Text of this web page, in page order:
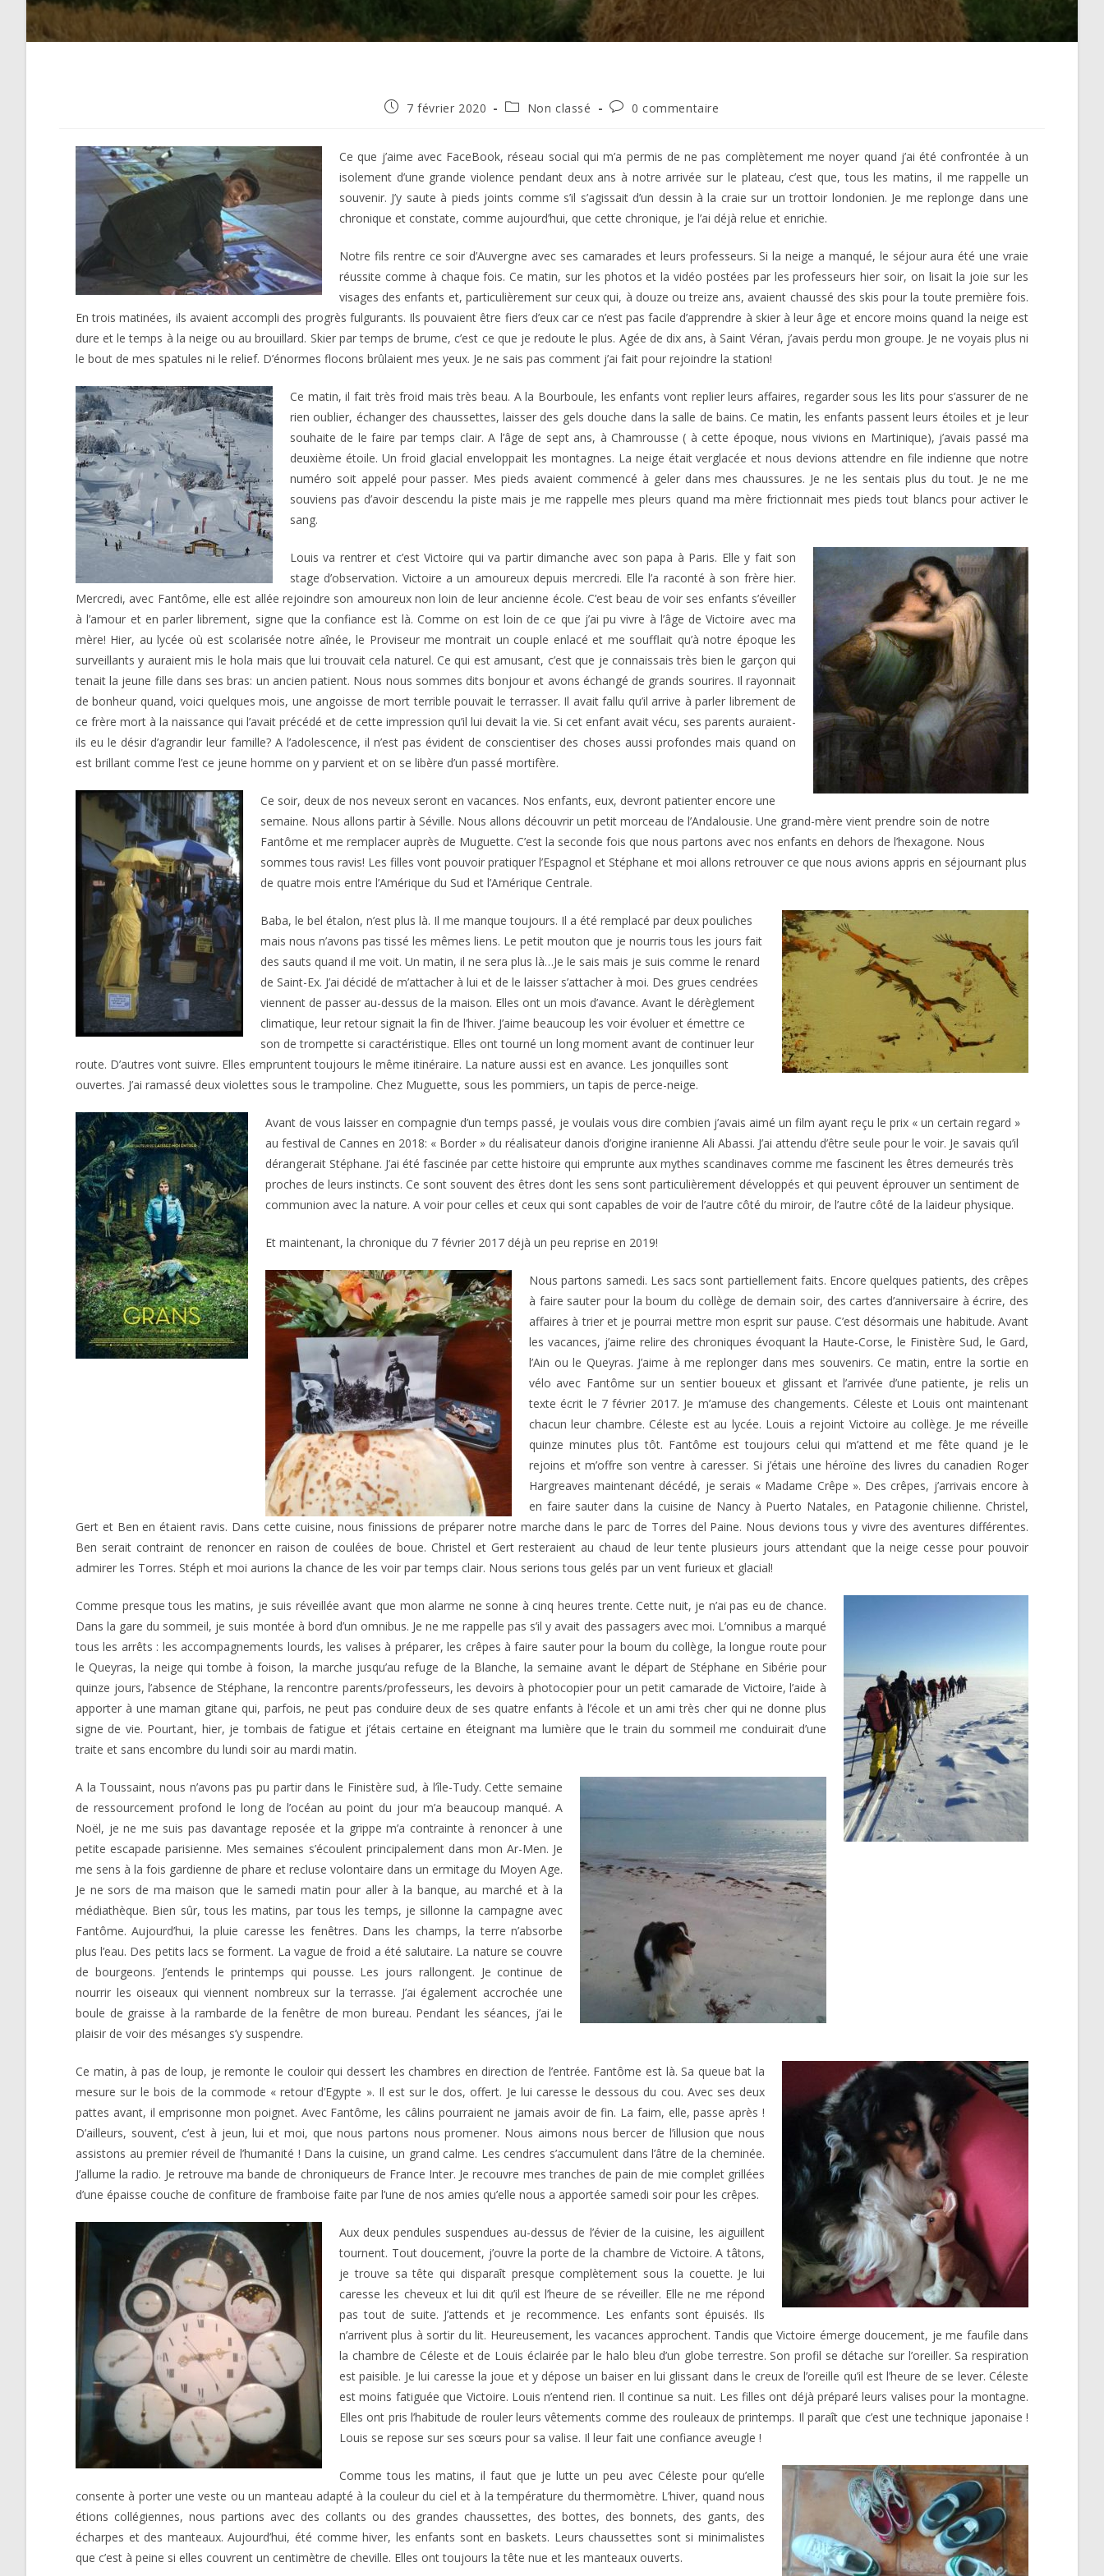
Publication
7 février 2020
PostNon classé
Commentaires
publication :
0 commentaire
Ce que j’aime avec FaceBook, réseau social qui m’a permis de ne pas complètement me noyer quand j’ai été confrontée à un
isolement d’une grande violence pendant deux ans à notre arrivée sur le plateau, c’est que, tous les matins, il me rappelle un
souvenir. J’y saute à pieds joints comme s’il s’agissait d’un dessin à la craie sur un trottoir londonien. Je me replonge dans une
chronique et constate, comme aujourd’hui, que cette chronique, je l’ai déjà relue et enrichie.
Notre fils rentre ce soir d’Auvergne avec ses camarades et leurs professeurs. Si la neige a manqué, le séjour aura été une vraie
réussite comme à chaque fois. Ce matin, sur les photos et la vidéo postées par les professeurs hier soir, on lisait la joie sur les
visages des enfants et, particulièrement sur ceux qui, à douze ou treize ans, avaient chaussé des skis pour la toute première fois.
En trois matinées, ils avaient accompli des progrès fulgurants. Ils pouvaient être fiers d’eux car ce n’est pas facile d’apprendre à skier à leur âge et encore moins quand la neige est
dure et le temps à la neige ou au brouillard. Skier par temps de brume, c’est ce que je redoute le plus. Agée de dix ans, à Saint Véran, j’avais perdu mon groupe. Je ne voyais plus ni
le bout de mes spatules ni le relief. D’énormes flocons brûlaient mes yeux. Je ne sais pas comment j’ai fait pour rejoindre la station!
Ce matin, il fait très froid mais très beau. A la Bourboule, les enfants vont replier leurs affaires, regarder sous les lits pour s’assurer de ne
rien oublier, échanger des chaussettes, laisser des gels douche dans la salle de bains. Ce matin, les enfants passent leurs étoiles et je leur
souhaite de le faire par temps clair. A l’âge de sept ans, à Chamrousse ( à cette époque, nous vivions en Martinique), j’avais passé ma
deuxième étoile. Un froid glacial enveloppait les montagnes. La neige était verglacée et nous devions attendre en file indienne que notre
numéro soit appelé pour passer. Mes pieds avaient commencé à geler dans mes chaussures. Je ne les sentais plus du tout. Je ne me
souviens pas d’avoir descendu la piste mais je me rappelle mes pleurs quand ma mère frictionnait mes pieds tout blancs pour activer le
sang.
Louis va rentrer et c’est Victoire qui va partir dimanche avec son papa à Paris. Elle y fait son
stage d’observation. Victoire a un amoureux depuis mercredi. Elle l’a raconté à son frère hier.
Mercredi, avec Fantôme, elle est allée rejoindre son amoureux non loin de leur ancienne école. C’est beau de voir ses enfants s’éveiller
à l’amour et en parler librement, signe que la confiance est là. Comme on est loin de ce que j’ai pu vivre à l’âge de Victoire avec ma
mère! Hier, au lycée où est scolarisée notre aînée, le Proviseur me montrait un couple enlacé et me soufflait qu’à notre époque les
surveillants y auraient mis le hola mais que lui trouvait cela naturel. Ce qui est amusant, c’est que je connaissais très bien le garçon qui
tenait la jeune fille dans ses bras: un ancien patient. Nous nous sommes dits bonjour et avons échangé de grands sourires. Il rayonnait
de bonheur quand, voici quelques mois, une angoisse de mort terrible pouvait le terrasser. Il avait fallu qu’il arrive à parler librement de
ce frère mort à la naissance qui l’avait précédé et de cette impression qu’il lui devait la vie. Si cet enfant avait vécu, ses parents auraient-
ils eu le désir d’agrandir leur famille? A l’adolescence, il n’est pas évident de conscientiser des choses aussi profondes mais quand on
est brillant comme l’est ce jeune homme on y parvient et on se libère d’un passé mortifère.
Ce soir, deux de nos neveux seront en vacances. Nos enfants, eux, devront patienter encore une
semaine. Nous allons partir à Séville. Nous allons découvrir un petit morceau de l’Andalousie. Une grand-mère vient prendre soin de notre
Fantôme et me remplacer auprès de Muguette. C’est la seconde fois que nous partons avec nos enfants en dehors de l’hexagone. Nous
sommes tous ravis! Les filles vont pouvoir pratiquer l’Espagnol et Stéphane et moi allons retrouver ce que nous avions appris en séjournant plus
de quatre mois entre l’Amérique du Sud et l’Amérique Centrale.
Baba, le bel étalon, n’est plus là. Il me manque toujours. Il a été remplacé par deux pouliches
mais nous n’avons pas tissé les mêmes liens. Le petit mouton que je nourris tous les jours fait
des sauts quand il me voit. Un matin, il ne sera plus là…Je le sais mais je suis comme le renard
de Saint-Ex. J’ai décidé de m’attacher à lui et de le laisser s’attacher à moi. Des grues cendrées
viennent de passer au-dessus de la maison. Elles ont un mois d’avance. Avant le dérèglement
climatique, leur retour signait la fin de l’hiver. J’aime beaucoup les voir évoluer et émettre ce
son de trompette si caractéristique. Elles ont tourné un long moment avant de continuer leur
route. D’autres vont suivre. Elles empruntent toujours le même itinéraire. La nature aussi est en avance. Les jonquilles sont
ouvertes. J’ai ramassé deux violettes sous le trampoline. Chez Muguette, sous les pommiers, un tapis de perce-neige.
Avant de vous laisser en compagnie d’un temps passé, je voulais vous dire combien j’avais aimé un film ayant reçu le prix « un certain regard »
au festival de Cannes en 2018: « Border » du réalisateur danois d’origine iranienne Ali Abassi. J’ai attendu d’être seule pour le voir. Je savais qu’il
dérangerait Stéphane. J’ai été fascinée par cette histoire qui emprunte aux mythes scandinaves comme me fascinent les êtres demeurés très
proches de leurs instincts. Ce sont souvent des êtres dont les sens sont particulièrement développés et qui peuvent éprouver un sentiment de
communion avec la nature. A voir pour celles et ceux qui sont capables de voir de l’autre côté du miroir, de l’autre côté de la laideur physique.
Et maintenant, la chronique du 7 février 2017 déjà un peu reprise en 2019!
Nous partons samedi. Les sacs sont partiellement faits. Encore quelques patients, des crêpes
à faire sauter pour la boum du collège de demain soir, des cartes d’anniversaire à écrire, des
affaires à trier et je pourrai mettre mon esprit sur pause. C’est désormais une habitude. Avant
les vacances, j’aime relire des chroniques évoquant la Haute-Corse, le Finistère Sud, le Gard,
l’Ain ou le Queyras. J’aime à me replonger dans mes souvenirs. Ce matin, entre la sortie en
vélo avec Fantôme sur un sentier boueux et glissant et l’arrivée d’une patiente, je relis un
texte écrit le 7 février 2017. Je m’amuse des changements. Céleste et Louis ont maintenant
chacun leur chambre. Céleste est au lycée. Louis a rejoint Victoire au collège. Je me réveille
quinze minutes plus tôt. Fantôme est toujours celui qui m’attend et me fête quand je le
rejoins et m’offre son ventre à caresser. Si j’étais une héroïne des livres du canadien Roger
Hargreaves maintenant décédé, je serais « Madame Crêpe ». Des crêpes, j’arrivais encore à
en faire sauter dans la cuisine de Nancy à Puerto Natales, en Patagonie chilienne. Christel,
Gert et Ben en étaient ravis. Dans cette cuisine, nous finissions de préparer notre marche dans le parc de Torres del Paine. Nous devions tous y vivre des aventures différentes.
Ben serait contraint de renoncer en raison de coulées de boue. Christel et Gert resteraient au chaud de leur tente plusieurs jours attendant que la neige cesse pour pouvoir
admirer les Torres. Stéph et moi aurions la chance de les voir par temps clair. Nous serions tous gelés par un vent furieux et glacial!
Comme presque tous les matins, je suis réveillée avant que mon alarme ne sonne à cinq heures trente. Cette nuit, je n’ai pas eu de chance.
Dans la gare du sommeil, je suis montée à bord d’un omnibus. Je ne me rappelle pas s’il y avait des passagers avec moi. L’omnibus a marqué
tous les arrêts : les accompagnements lourds, les valises à préparer, les crêpes à faire sauter pour la boum du collège, la longue route pour
le Queyras, la neige qui tombe à foison, la marche jusqu’au refuge de la Blanche, la semaine avant le départ de Stéphane en Sibérie pour
quinze jours, l’absence de Stéphane, la rencontre parents/professeurs, les devoirs à photocopier pour un petit camarade de Victoire, l’aide à
apporter à une maman gitane qui, parfois, ne peut pas conduire deux de ses quatre enfants à l’école et un ami très cher qui ne donne plus
signe de vie. Pourtant, hier, je tombais de fatigue et j’étais certaine en éteignant ma lumière que le train du sommeil me conduirait d’une
traite et sans encombre du lundi soir au mardi matin.
A la Toussaint, nous n’avons pas pu partir dans le Finistère sud, à l’île-Tudy. Cette semaine
de ressourcement profond le long de l’océan au point du jour m’a beaucoup manqué. A
Noël, je ne me suis pas davantage reposée et la grippe m’a contrainte à renoncer à une
petite escapade parisienne. Mes semaines s’écoulent principalement dans mon Ar-Men. Je
me sens à la fois gardienne de phare et recluse volontaire dans un ermitage du Moyen Age.
Je ne sors de ma maison que le samedi matin pour aller à la banque, au marché et à la
médiathèque. Bien sûr, tous les matins, par tous les temps, je sillonne la campagne avec
Fantôme. Aujourd’hui, la pluie caresse les fenêtres. Dans les champs, la terre n’absorbe
plus l’eau. Des petits lacs se forment. La vague de froid a été salutaire. La nature se couvre
de bourgeons. J’entends le printemps qui pousse. Les jours rallongent. Je continue de
nourrir les oiseaux qui viennent nombreux sur la terrasse. J’ai également accrochée une
boule de graisse à la rambarde de la fenêtre de mon bureau. Pendant les séances, j’ai le
plaisir de voir des mésanges s’y suspendre.
Ce matin, à pas de loup, je remonte le couloir qui dessert les chambres en direction de l’entrée. Fantôme est là. Sa queue bat la
mesure sur le bois de la commode « retour d’Egypte ». Il est sur le dos, offert. Je lui caresse le dessous du cou. Avec ses deux
pattes avant, il emprisonne mon poignet. Avec Fantôme, les câlins pourraient ne jamais avoir de fin. La faim, elle, passe après !
D’ailleurs, souvent, c’est à jeun, lui et moi, que nous partons nous promener. Nous aimons nous bercer de l’illusion que nous
assistons au premier réveil de l’humanité ! Dans la cuisine, un grand calme. Les cendres s’accumulent dans l’âtre de la cheminée.
J’allume la radio. Je retrouve ma bande de chroniqueurs de France Inter. Je recouvre mes tranches de pain de mie complet grillées
d’une épaisse couche de confiture de framboise faite par l’une de nos amies qu’elle nous a apportée samedi soir pour les crêpes.
Aux deux pendules suspendues au-dessus de l’évier de la cuisine, les aiguillent
tournent. Tout doucement, j’ouvre la porte de la chambre de Victoire. A tâtons,
je trouve sa tête qui disparaît presque complètement sous la couette. Je lui
caresse les cheveux et lui dit qu’il est l’heure de se réveiller. Elle ne me répond
pas tout de suite. J’attends et je recommence. Les enfants sont épuisés. Ils
n’arrivent plus à sortir du lit. Heureusement, les vacances approchent. Tandis que Victoire émerge doucement, je me faufile dans
la chambre de Céleste et de Louis éclairée par le halo bleu d’un globe terrestre. Son profil se détache sur l’oreiller. Sa respiration
est paisible. Je lui caresse la joue et y dépose un baiser en lui glissant dans le creux de l’oreille qu’il est l’heure de se lever. Céleste
est moins fatiguée que Victoire. Louis n’entend rien. Il continue sa nuit. Les filles ont déjà préparé leurs valises pour la montagne.
Elles ont pris l’habitude de rouler leurs vêtements comme des rouleaux de printemps. Il paraît que c’est une technique japonaise !
Louis se repose sur ses sœurs pour sa valise. Il leur fait une confiance aveugle !
Comme tous les matins, il faut que je lutte un peu avec Céleste pour qu’elle
consente à porter une veste ou un manteau adapté à la couleur du ciel et à la température du thermomètre. L’hiver, quand nous
étions collégiennes, nous partions avec des collants ou des grandes chaussettes, des bottes, des bonnets, des gants, des
écharpes et des manteaux. Aujourd’hui, été comme hiver, les enfants sont en baskets. Leurs chaussettes sont si minimalistes
que c’est à peine si elles couvrent un centimètre de cheville. Elles ont toujours la tête nue et les manteaux ouverts.